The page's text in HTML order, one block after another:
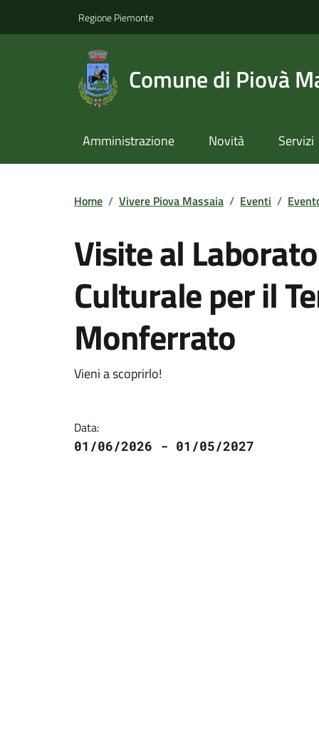
Regione Piemonte
Comune di Piovà
Amministrazione Novità Servizi
Home / Vivere Piova Massaia / Eventi /
Visite al
Culturale per il
Monferrato
Vieni a scoprirlo!
Data:
01/06/2026 - 01/05/2027